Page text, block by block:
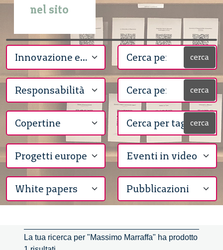
nel sito
cerca
cerca
cerca
La tua ricerca per "Massimo Marraffa" ha prodotto